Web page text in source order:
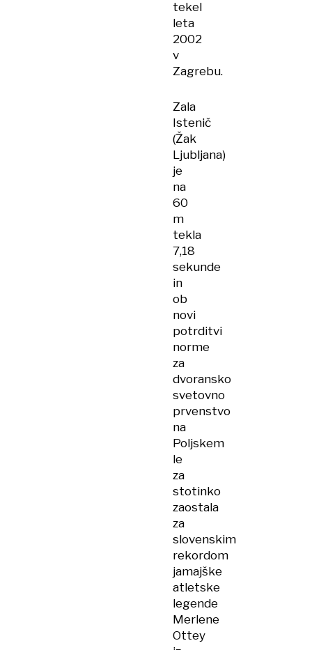
tekel
leta
2002
v
Zagrebu.
Zala
Istenič
(Žak
Ljubljana)
je
na
60
m
tekla
7,18
sekunde
in
ob
novi
potrditvi
norme
za
dvoransko
svetovno
prvenstvo
na
Poljskem
le
za
stotinko
zaostala
za
slovenskim
rekordom
jamajške
atletske
legende
Merlene
Ottey